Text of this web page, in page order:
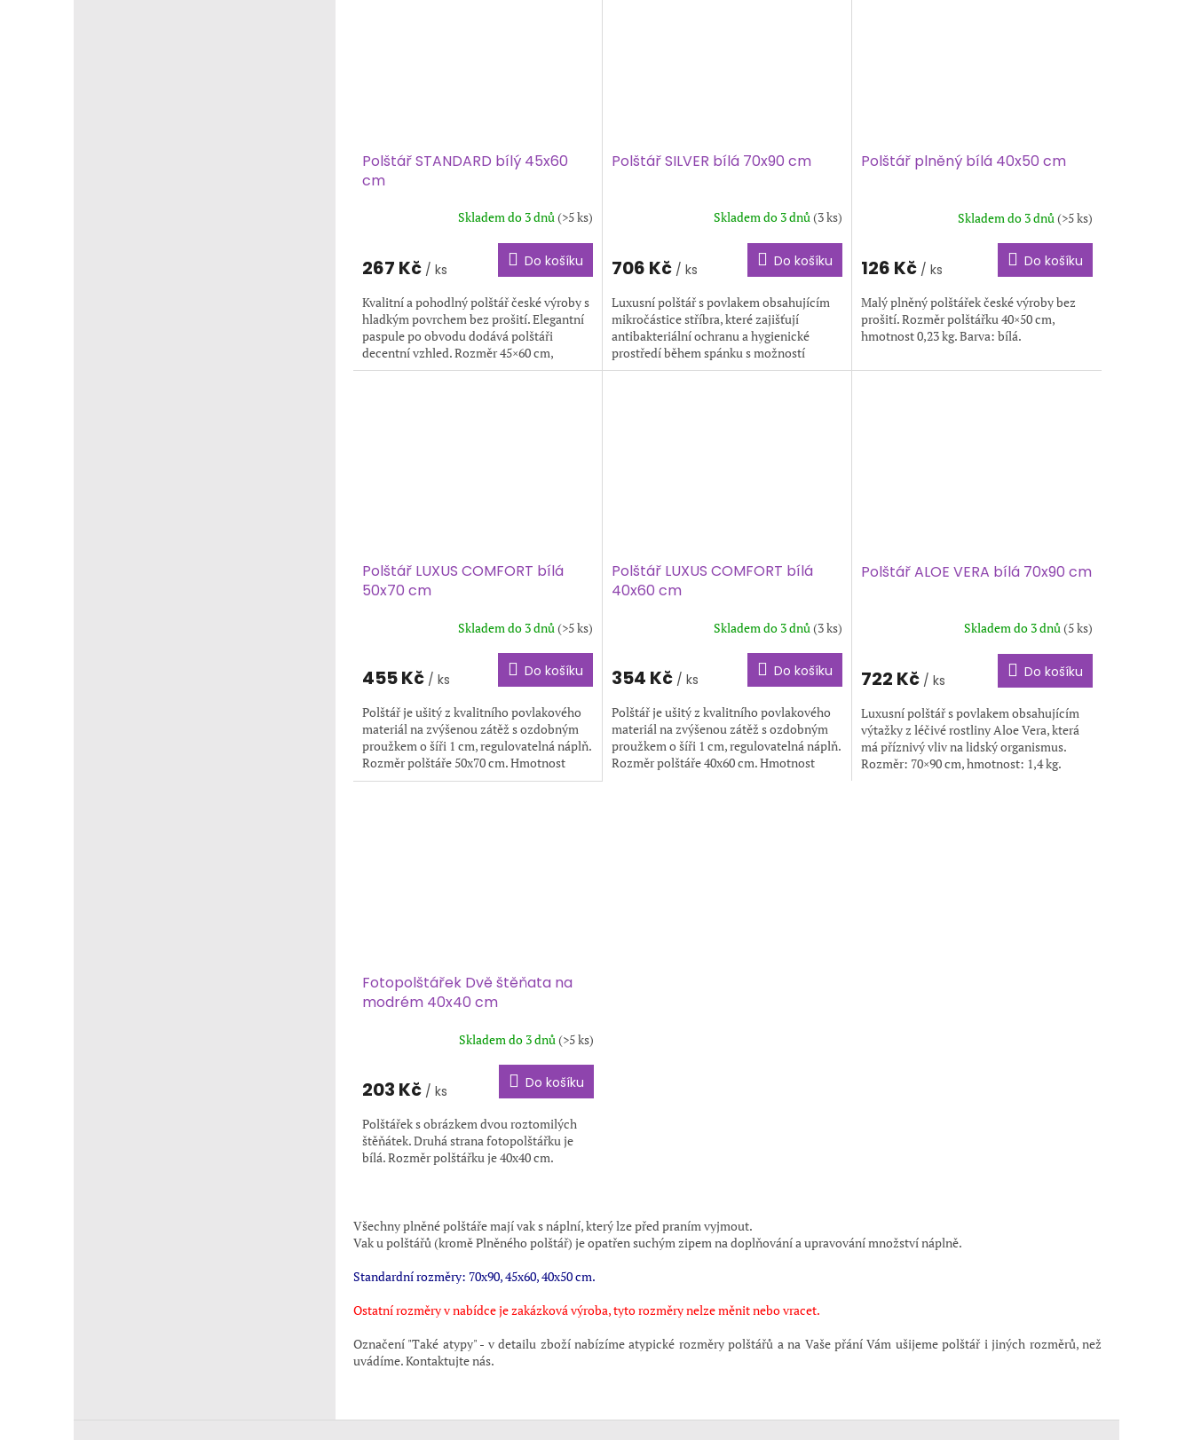
Polštář STANDARD bílý 45x60
cm
Skladem do 3 dnů(>5 ks)
267 Kč / ks Do košíku
Kvalitní a pohodlný polštář české výroby s
hladkým povrchem bez prošití. Elegantní
paspule po obvodu dodává polštáři
decentní vzhled. Rozměr 45×60 cm,
hmotnost 0,42 kg. Barva:...
Polštář SILVER bílá 70x90 cm
Skladem do 3 dnů(3 ks)
706 Kč / ks Do košíku
Luxusní polštář s povlakem obsahujícím
mikročástice stříbra, které zajišťují
antibakteriální ochranu a hygienické
prostředí během spánku s možností
úpravy množství náplně....
Polštář plněný bílá 40x50 cm
Skladem do 3 dnů(>5 ks)
126 Kč / ks Do košíku
Malý plněný polštářek české výroby bez
prošití. Rozměr polštářku 40×50 cm,
hmotnost 0,23 kg. Barva: bílá.
Polštář LUXUS COMFORT bílá
50x70 cm
Skladem do 3 dnů (>5 ks)
455 Kč / ks Do košíku
Polštář je ušitý z kvalitního povlakového
materiál na zvýšenou zátěž s ozdobným
proužkem o šíři 1 cm, regulovatelná náplň.
Rozměr polštáře 50x70 cm. Hmotnost
polštáře 0,8 kg....
Polštář LUXUS COMFORT bílá
40x60 cm
Skladem do 3 dnů (3 ks)
354 Kč / ks Do košíku
Polštář je ušitý z kvalitního povlakového
materiál na zvýšenou zátěž s ozdobným
proužkem o šíři 1 cm, regulovatelná náplň.
Rozměr polštáře 40x60 cm. Hmotnost
Polštář ALOE VERA bílá 70x90 cm
Skladem do 3 dnů(5 ks)
722 Kč / ks Do košíku
Luxusní polštář s povlakem obsahujícím
výtažky z léčivé rostliny Aloe Vera, která
má příznivý vliv na lidský organismus.
Rozměr: 70×90 cm, hmotnost: 1,4 kg.
Fotopolštářek Dvě štěňata na
modrém 40x40 cm
Skladem do 3 dnů (>5 ks)
203 Kč / ks Do košíku
Polštářek s obrázkem dvou roztomilých
štěňátek. Druhá strana fotopolštářku je
bílá. Rozměr polštářku je 40x40 cm.
l
á
c
í
r
v
Všechny plněné polštáře mají vak s náplní, který lze před praním vyjmout.
Vak u polštářů (kromě Plněného polštář) je opatřen suchým zipem na doplňování a upravování množství náplně.
Standardní rozměry: 70x90, 45x60, 40x50 cm.
Ostatní rozměry v nabídce je zakázková výroba, tyto rozměry nelze měnit nebo vracet.
Označení "Také atypy" - v detailu zboží nabízíme atypické rozměry polštářů a na Vaše přání Vám ušijeme polštář i jiných rozměrů, než
uvádíme. Kontaktujte nás.